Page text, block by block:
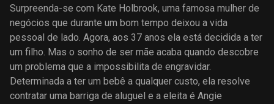
Surpreenda-se com Kate Holbrook, uma famosa mulher de
negócios que durante um bom tempo deixou a vida
pessoal de lado. Agora, aos 37 anos ela está decidida a ter
um filho. Mas o sonho de ser mãe acaba quando descobre
um problema que a impossibilita de engravidar.
Determinada a ter um bebê a qualquer custo, ela resolve
contratar uma barriga de aluguel e a eleita é Angie